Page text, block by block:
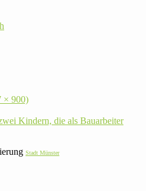
× 900)
Stadt Münster